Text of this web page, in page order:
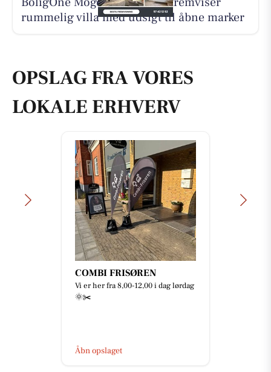
rummelig villa med udsigt til åbne marker
OPSLAG FRA VORES
LOKALE ERHVERV
COMBI FRISØREN
Vi er her fra 8,00-12,00 i dag lørdag
🌞✂️
Åbn opslaget